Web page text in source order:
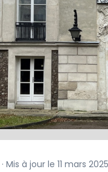
· Mis à jour le 11 mars